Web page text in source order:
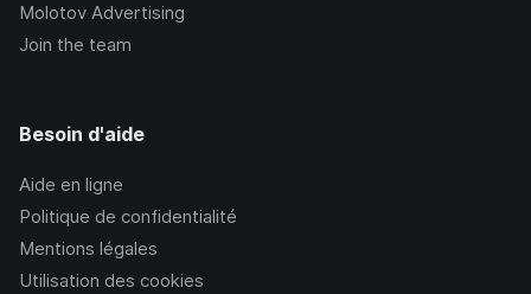
Molotov Advertising
Join the team
Besoin d'aide
Aide en ligne
Politique de confidentialité
Mentions légales
Utilisation des cookies